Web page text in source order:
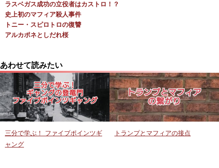
ラスベガス成功の立役者はカストロ！？
史上初のマフィア殺人事件
トニー・スピロトロの復讐
アルカポネとしだれ桜
あわせて読みたい
三分で学ぶ！ ファイブポインツギ
ャング
トランプとマフィアの接点